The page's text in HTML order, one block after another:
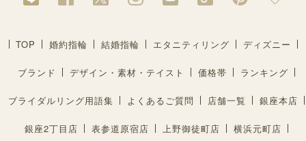
TOP 婚約指輪 結婚指輪 エタニティリング ディズニー
ブランド デザイン・素材・テイスト 価格帯 ランキング
ブライダルリング用語集 よくあるご質問 店舗一覧 銀座本店
銀座2丁目店 表参道原宿店 上野御徒町店 横浜元町店